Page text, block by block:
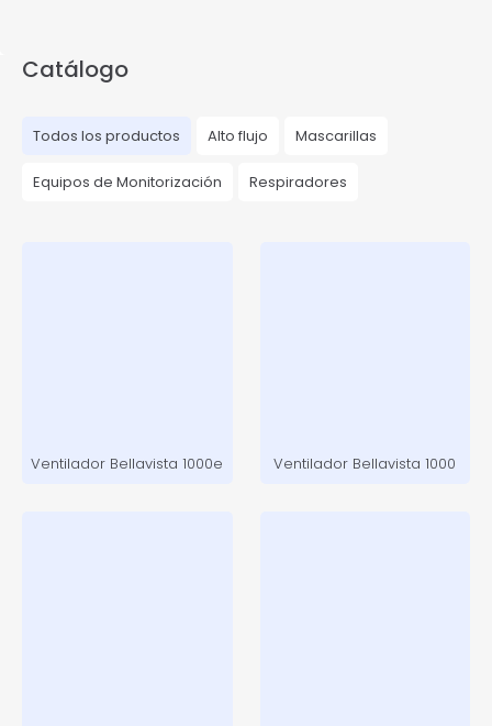
Catálogo
Todos los productos Alto flujo Mascarillas
Equipos de Monitorización Respiradores
Ventilador Bellavista 1000e Ventilador Bellavista 1000